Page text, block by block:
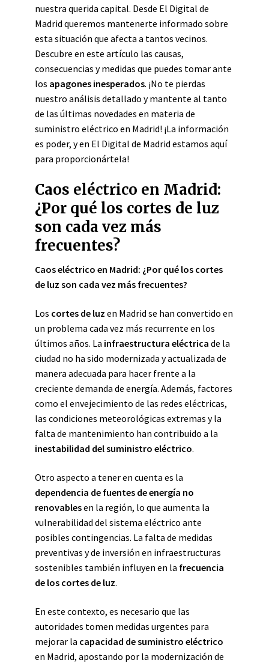
nuestra querida capital. Desde El Digital de
Madrid queremos mantenerte informado sobre
esta situación que afecta a tantos vecinos.
Descubre en este artículo las causas,
consecuencias y medidas que puedes tomar ante
los apagones inesperados. ¡No te pierdas
nuestro análisis detallado y mantente al tanto
de las últimas novedades en materia de
suministro eléctrico en Madrid! ¡La información
es poder, y en El Digital de Madrid estamos aquí
para proporcionártela!
Caos eléctrico en Madrid:
¿Por qué los cortes de luz
son cada vez más
frecuentes?
Caos eléctrico en Madrid: ¿Por qué los cortes
de luz son cada vez más frecuentes?
Los cortes de luz en Madrid se han convertido en
un problema cada vez más recurrente en los
últimos años. La infraestructura eléctrica de la
ciudad no ha sido modernizada y actualizada de
manera adecuada para hacer frente a la
creciente demanda de energía. Además, factores
como el envejecimiento de las redes eléctricas,
las condiciones meteorológicas extremas y la
falta de mantenimiento han contribuido a la
inestabilidad del suministro eléctrico.
Otro aspecto a tener en cuenta es la
dependencia de fuentes de energía no
renovablesen la región, lo que aumenta la
vulnerabilidad del sistema eléctrico ante
posibles contingencias. La falta de medidas
preventivas y de inversión en infraestructuras
sostenibles también influyen en la frecuencia
de los cortes de luz.
En este contexto, es necesario que las
autoridades tomen medidas urgentes para
mejorar la capacidad de suministro eléctrico
en Madrid, apostando por la modernización de